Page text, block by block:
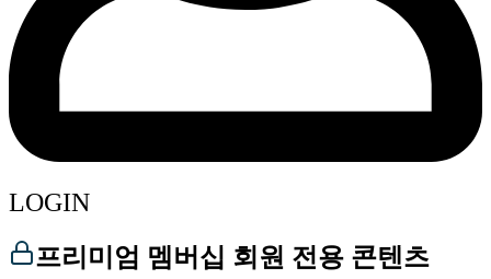
LOGIN
프리미엄 멤버십 회원 전용 콘텐츠